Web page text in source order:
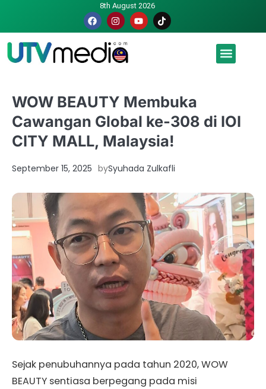
8th August 2026
WOW BEAUTY Membuka
Cawangan Global ke-308 di IOI
CITY MALL, Malaysia!
September 15, 2025 bySyuhada Zulkafli
Sejak penubuhannya pada tahun 2020, WOW
BEAUTY sentiasa berpegang pada misi